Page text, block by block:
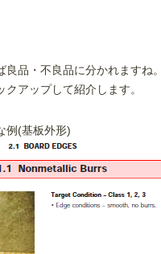
品・不良品に分かれますね。
アップして紹介します。
例(基板外形)